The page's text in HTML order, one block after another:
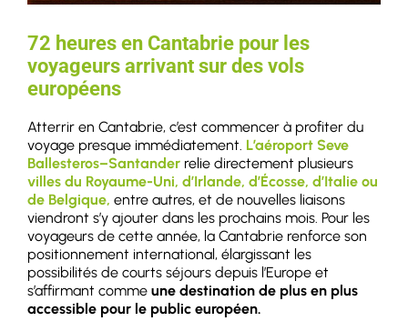
72 heures en Cantabrie pour les
voyageurs arrivant sur des vols
européens
Atterrir en Cantabrie, c’est commencer à profiter du
voyage presque immédiatement. L’aéroport Seve
Ballesteros–Santander relie directement plusieurs
villes du Royaume-Uni, d’Irlande, d’Écosse, d’Italie ou
de Belgique, entre autres, et de nouvelles liaisons
viendront s’y ajouter dans les prochains mois. Pour les
voyageurs de cette année, la Cantabrie renforce son
positionnement international, élargissant les
possibilités de courts séjours depuis l’Europe et
s’affirmant comme une destination de plus en plus
accessible pour le public européen.